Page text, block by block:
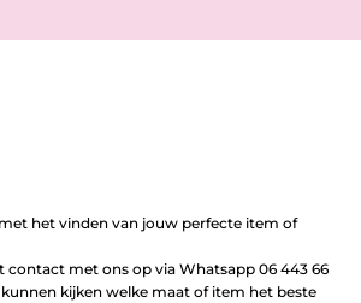
het vinden van jouw perfecte item of
contact met ons op via Whatsapp 06 443 66
kunnen kijken welke maat of item het beste